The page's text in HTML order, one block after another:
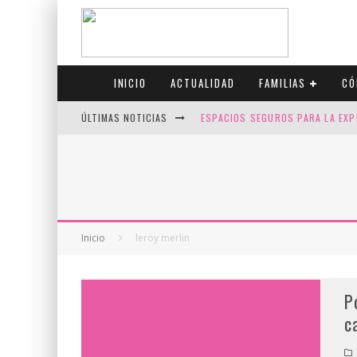
INICIO ACTUALIDAD FAMILIAS
ÚLTIMAS NOTICIAS ESPACIOS SEGUROS PARA LA
CANADÁ CELEBRA EL ORGULLO
Inicio leroy merlin